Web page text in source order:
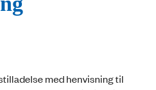
med henvisning til